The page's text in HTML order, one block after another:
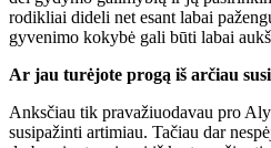
rodikliai dideli net esant labai
gyvenimo kokybė gali būti labai
Ar jau turėjote progą iš arčiau
Anksčiau tik pravažiuodavau pro
susipažinti artimiau. Tačiau dar